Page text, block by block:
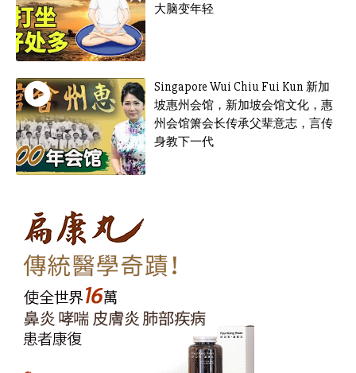
大脑变年轻
Singapore Wui Chiu Fui Kun 新加
坡惠州会馆，新加坡会馆文化，惠
州会馆箫会长传承父辈意志，言传
身教下一代